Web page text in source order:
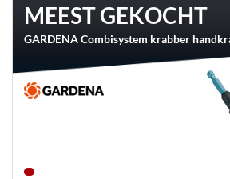
MEEST GEKOCHT
GARDENA Combisystem krabber